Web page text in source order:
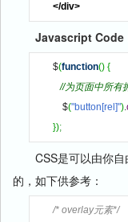
</div>
Javascript Code
$(function() {
//为页面中所有
    $
("button[rel]").
});
CSS是可以由你自
的，如下供参考：
/* overlay元素*/